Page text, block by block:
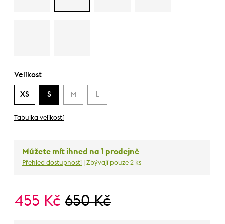
Velikost
XS S M L
Tabulka velikostí
Můžete mít ihned na 1 prodejně
Přehled dostupnosti | Zbývají pouze 2 ks
455 Kč 650 Kč